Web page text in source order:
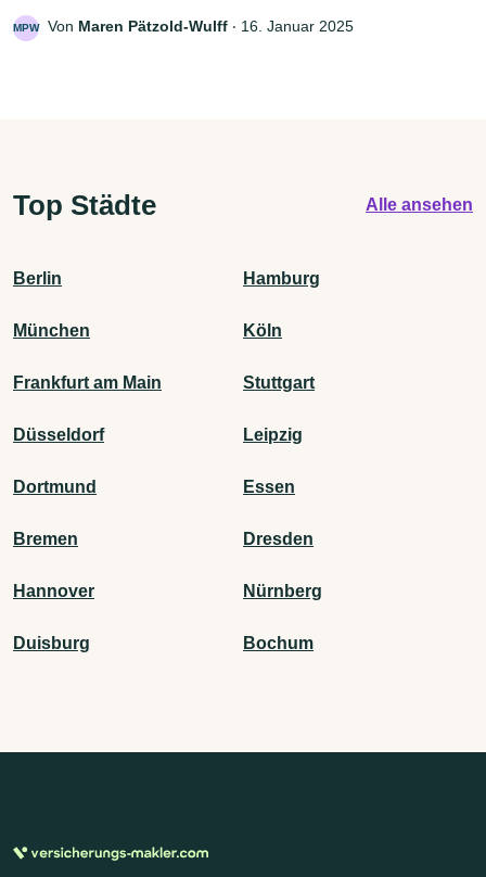
MPW Von Maren Pätzold-Wulff ‧ 16. Januar 2025
Top Städte Alle ansehen
Berlin Hamburg
München Köln
Frankfurt am Main Stuttgart
Düsseldorf Leipzig
Dortmund Essen
Bremen Dresden
Hannover Nürnberg
Duisburg Bochum